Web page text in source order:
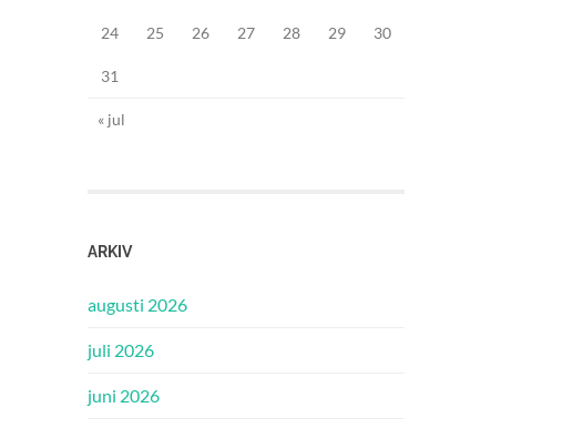
24 25 26 27 28 29 30
31
« jul
ARKIV
augusti 2026
juli 2026
juni 2026